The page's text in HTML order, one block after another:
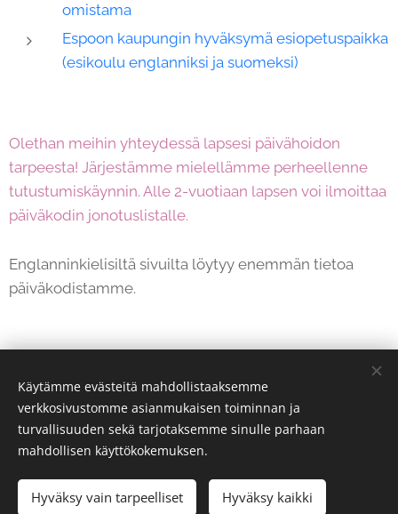
omistama
Espoon kaupungin hyväksymä esiopetuspaikka
(esikoulu englanniksi ja suomeksi)
Olethan meihin yhteydessä lapsesi päivähoidon
tarpeesta! Järjestämme mielellämme perheellenne
tutustumiskäynnin. Alle 2-vuotiaan lapsen voi ilmoittaa
päiväkodin jonotuslistalle.
Englanninkielisiltä sivuilta löytyy enemmän tietoa
päiväkodistamme.
Evästeet
Käytämme evästeitä mahdollistaaksemme
verkkosivustomme asianmukaisen toiminnan ja
turvallisuuden sekä tarjotaksemme sinulle parhaan
mahdollisen käyttökokemuksen.
Hyväksy vain tarpeelliset Hyväksy kaikki